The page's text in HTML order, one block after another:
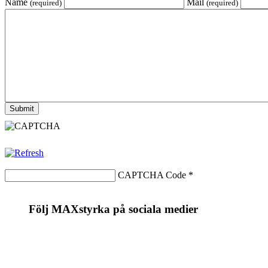
Name (required) Mail (required)
CAPTCHA Code *
Följ MAXstyrka på sociala medier